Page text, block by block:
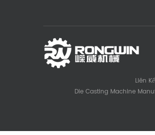
Liên
Die Casting Machine